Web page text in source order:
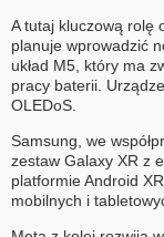
A tutaj kluczową rolę
planuje wprowadzić
układ M5, który ma
pracy baterii.
OLEDoS.
Samsung, we
zestaw Galaxy XR z
platformie Android
mobilnych i